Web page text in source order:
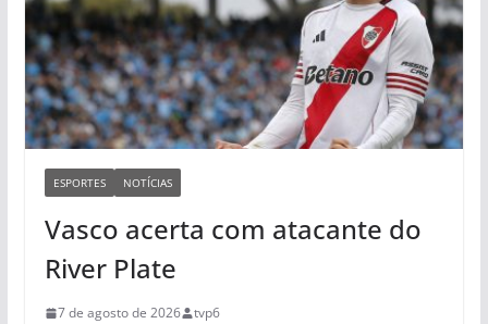
ESPORTES NOTÍCIAS
Vasco acerta com atacante do
River Plate
7 de agosto de 2026 tvp6